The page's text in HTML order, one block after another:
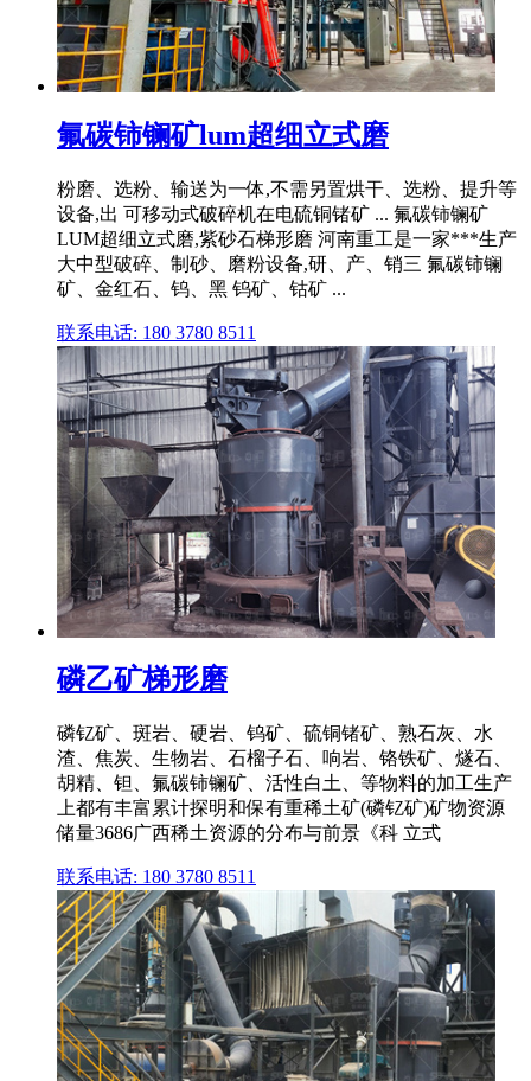
氟碳铈镧矿lum超细立式磨
粉磨、选粉、输送为一体,不需另置烘干、选粉、提升等
设备,出 可移动式破碎机在电硫铜锗矿 ... 氟碳铈镧矿
LUM超细立式磨,紫砂石梯形磨 河南重工是一家***生产
大中型破碎、制砂、磨粉设备,研、产、销三 氟碳铈镧
矿、金红石、钨、黑 钨矿、钴矿 ...
联系电话: 180 3780 8511
磷乙矿梯形磨
磷钇矿、斑岩、硬岩、钨矿、硫铜锗矿、熟石灰、水
渣、焦炭、生物岩、石榴子石、响岩、铬铁矿、燧石、
胡精、钽、氟碳铈镧矿、活性白土、等物料的加工生产
上都有丰富累计探明和保有重稀土矿(磷钇矿)矿物资源
储量3686广西稀土资源的分布与前景《科 立式
联系电话: 180 3780 8511